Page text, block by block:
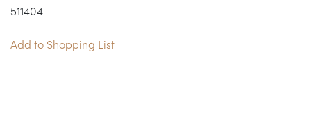
511404
Add to Shopping List